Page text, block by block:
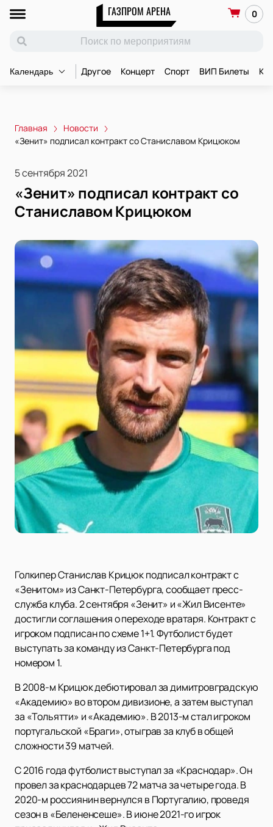
ГАЗПРОМ АРЕНА 0
Календарь Другое Концерт Спорт ВИП Билеты
Главная
Новости
«Зенит» подписал контракт со Станиславом Крицюком
5 сентября 2021
«Зенит» подписал контракт со
Станиславом Крицюком
Голкипер Станислав Крицюк подписал контракт с
«Зенитом» из Санкт-Петербурга, сообщает пресс-
служба клуба. 2 сентября «Зенит» и «Жил Висенте»
достигли соглашения о переходе вратаря. Контракт с
игроком подписан по схеме 1+1. Футболист будет
выступать за команду из Санкт-Петербурга под
номером 1.
В 2008-м Крицюк дебютировал за димитровградскую
«Академию» во втором дивизионе, а затем выступал
за «Тольятти» и «Академию». В 2013-м стал игроком
португальской «Браги», отыграв за клуб в общей
сложности 39 матчей.
С 2016 года футболист выступал за «Краснодар». Он
провел за краснодарцев 72 матча за четыре года. В
2020-м россиянин вернулся в Португалию, проведя
сезон в «Белененсеше». В июне 2021-го игрок